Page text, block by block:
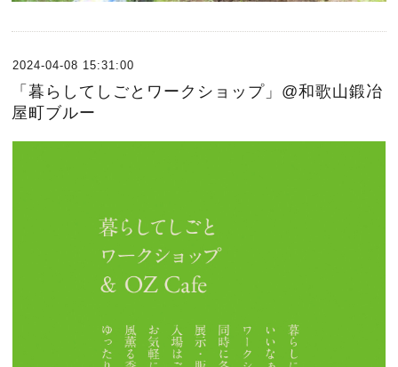
2024-04-08 15:31:00
「暮らしてしごとワークショップ」@和歌山鍛冶
屋町ブルー